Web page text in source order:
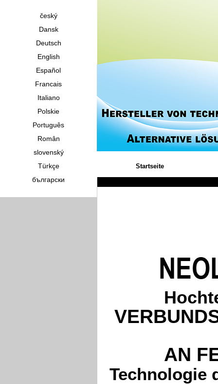
český
Dansk
Deutsch
English
Español
Francais
Italiano
Polskie
Português
Român
slovenský
Türkçe
български
Startseite
AN
Technologie